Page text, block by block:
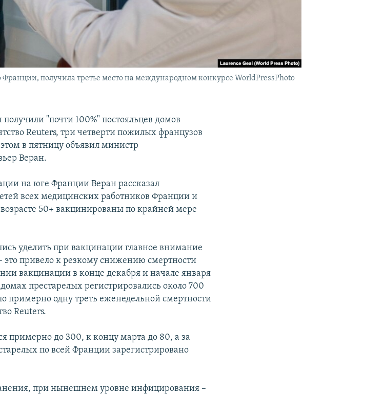
получила третье место на международном конкурсе WorldPressPhoto
"почти 100%" постояльцев домов
Reuters, три четверти пожилых французов
в пятницу объявил министр
Веран.
на юге Франции Веран рассказал
всех медицинских работников Франции и
50+ вакцинированы по крайней мере
уделить при вакцинации главное внимание
привело к резкому снижению смертности
вакцинации в конце декабря и начале января
престарелых регистрировались около 700
примерно одну треть еженедельной смертности
Reuters.
примерно до 300, к концу марта до 80, а за
по всей Франции зарегистрировано
при нынешнем уровне инфицирования –